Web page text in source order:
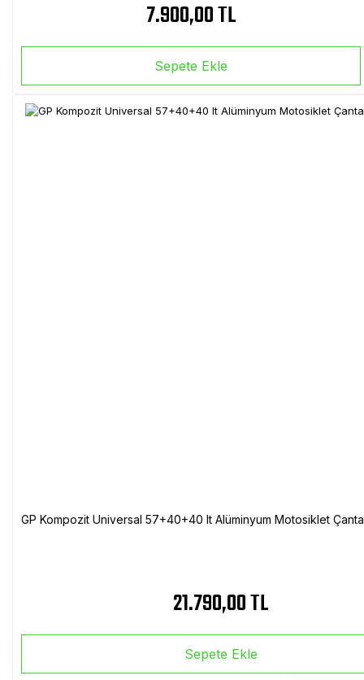
7.900,00 TL
Sepete Ekle
GP Kompozit Universal 57+40+40 lt Alüminyum Motosiklet
21.790,00 TL
Sepete Ekle